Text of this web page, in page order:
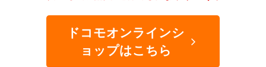
ドコモオンラインシ
ョップはこちら